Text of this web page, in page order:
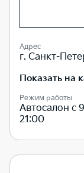
Адрес
г. Санкт-
Показать на
Режим работы
Автосалон с
21:00